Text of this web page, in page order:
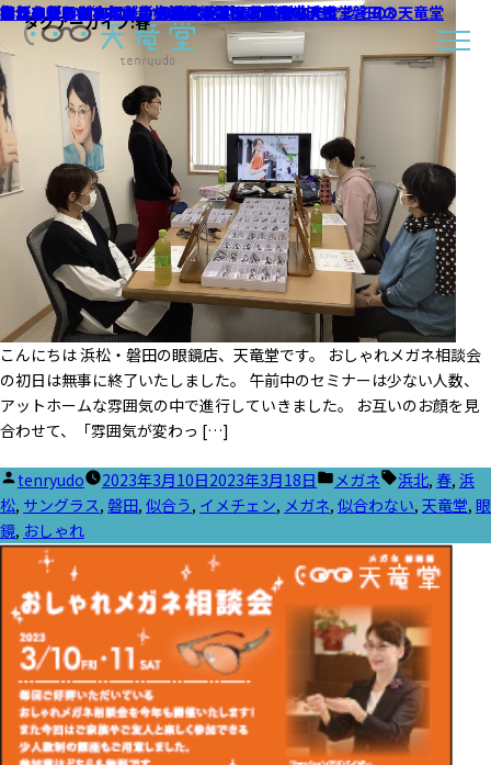
タグアーカイブ:春
初日、終了しました。｜浜松・磐田の天竜堂
こんにちは 浜松・磐田の眼鏡店、天竜堂です。 おしゃれメガネ相談会
の初日は無事に終了いたしました。 午前中のセミナーは少ない人数、
アットホームな雰囲気の中で進行していきました。 お互いのお顔を見
合わせて、「雰囲気が変わっ […]
投
稿
者:
tenryudo 2023年3月10日2023年3月18日
カ
テ
リ
ー:
メガネ
タ
グ:
浜北, 春, 浜
松, サングラス, 磐田, 似合う , イメチェン, メガネ, 似合わない, 天竜堂, 眼
鏡, おしゃれ
本日、おしゃれメガネ相談会｜浜松・磐田の天竜堂
おしゃれメガネ相談会 まだまだご予約受付中です！
今年もやります、おしゃれメガネ相談会！｜浜松・磐田の天竜堂
おしゃれメガネ相談会 無事に終了いたしました
カムロ（KAMURO）から新商品が入荷しました☆彡その3
鯖江めがねフェア＆新生活応援フェア開催中☆彡
春がきた～(*‘ω‘ *)
気分を新たに・・・